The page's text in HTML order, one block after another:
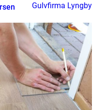
Gulvfirma Lyngby